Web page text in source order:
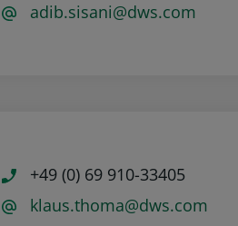
adib.sisani@dws.com
+49 (0) 69 910-33405
klaus.thoma@dws.com